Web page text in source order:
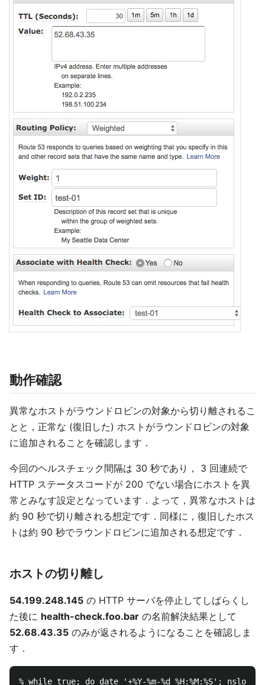
動作確認
異常なホストがラウンドロビンの対象から切り離されるこ
とと，正常な (復旧した) ホストがラウンドロビンの対象
に追加されることを確認します．
今回のヘルスチェック間隔は 30 秒であり， 3 回連続で
HTTP ステータスコードが 200 でない場合にホストを異
常とみなす設定となっています．よって，異常なホストは
約 90 秒で切り離される想定です．同様に，復旧したホス
トは約 90 秒でラウンドロビンに追加される想定です．
ホストの切り離し
54.199.248.145 の HTTP サーバを停止してしばらくし
た後に health-check.foo.bar の名前解決結果として
52.68.43.35 のみが返されるようになることを確認しま
す．
% while true; do date '+%Y-%m-%d %H:%M:%S';